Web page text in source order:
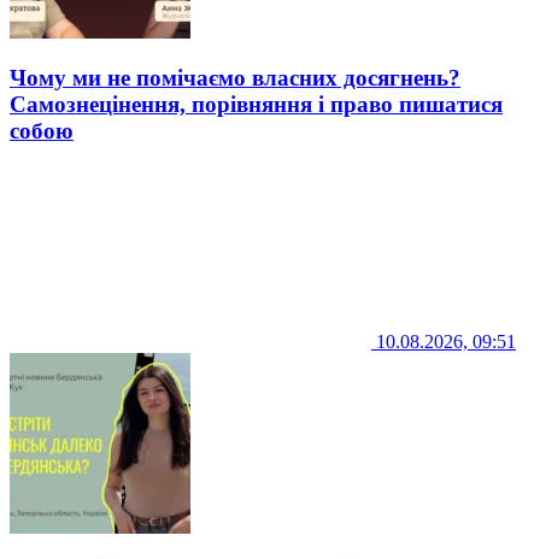
Чому ми не помічаємо власних досягнень?
Самознецінення, порівняння і право пишатися
собою
10.08.2026, 09:51